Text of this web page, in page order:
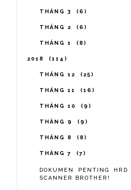
THÁNG 3 6
THÁNG 2 6
THÁNG 1 8
2018 114
THÁNG 12 25
THÁNG 11 16
THÁNG 10 9
THÁNG 9 9
THÁNG 8 8
THÁNG 7 7
DOKUMEN PENTING HRD
SCANNER BROTHER!